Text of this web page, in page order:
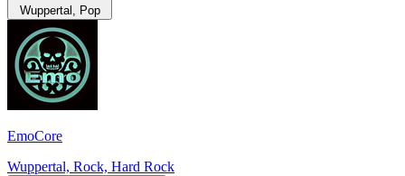
Wuppertal, Pop
EmoCore
Wuppertal, Rock, Hard Rock